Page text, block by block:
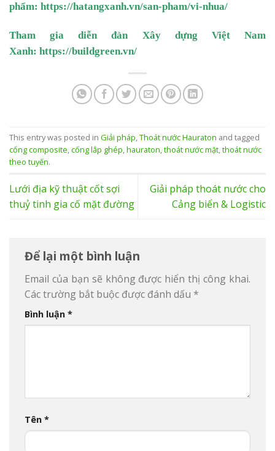
phẩm: https://hatangxanh.vn/san-pham/vi-nhua/
Tham gia diễn đàn Xây dựng Việt Nam
Xanh: https://buildgreen.vn/
This entry was posted in Giải pháp,Thoát nước Hauraton and tagged
cống composite,cống lắp ghép,hauraton,thoát nước mặt,thoát nước
theo tuyến.
Lưới địa kỹ thuật cốt sợi
thuỷ tinh gia cố mặt đường
Giải pháp thoát nước cho
Cảng biển & Logistic
Để lại một bình luận
Email của bạn sẽ không được hiển thị công khai.
Các trường bắt buộc được đánh dấu *
Bình luận *
Tên *